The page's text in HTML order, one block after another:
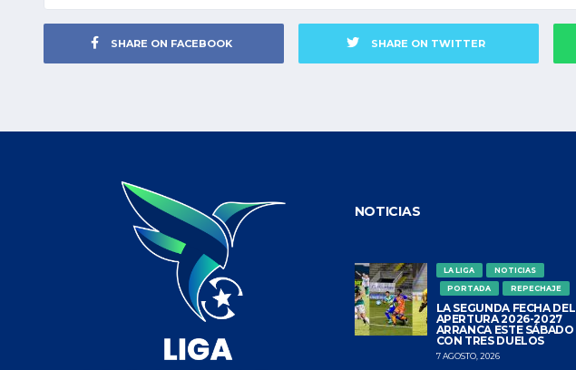
SHARE ON FACEBOOK SHARE ON TWITTER
NOTICIAS
LA LIGA
NOTICIAS
PORTADA
REPECHAJE
LA SEGUNDA FECHA DEL
APERTURA 2026-2027
ARRANCA ESTE SÁBADO
CON TRES DUELOS
7 AGOSTO, 2026